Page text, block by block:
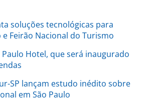
soluções tecnológicas para
Feirão Nacional do Turismo
Paulo Hotel, que será inaugurado
SP lançam estudo inédito sobre
em São Paulo